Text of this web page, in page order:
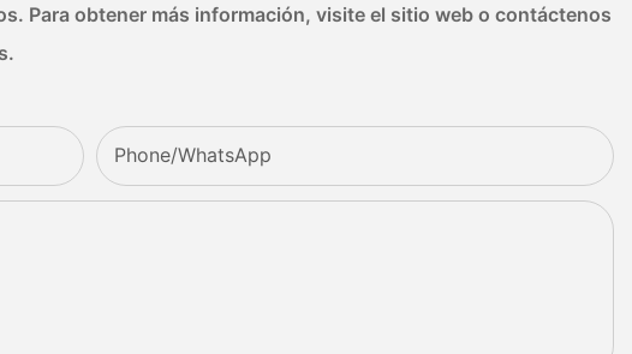
Para obtener más información, visite el sitio web o contáctenos
Phone/whatsApp